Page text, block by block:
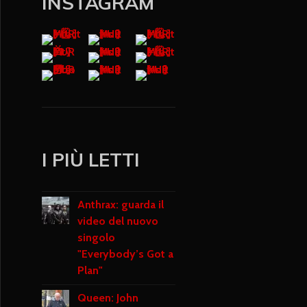
I PIÙ LETTI
Anthrax: guarda il
video del nuovo
singolo
"Everybody’s Got a
Plan"
Queen: John